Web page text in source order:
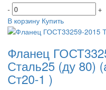
-
+
В корзину Купить
Фланец
Сталь25 (ду 80)
Ст20-1 )